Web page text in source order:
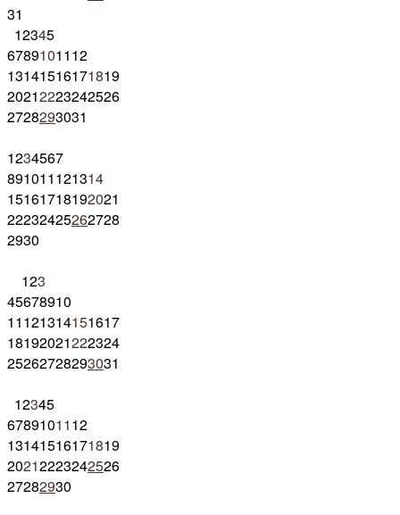
31
12345
6789101112
13141516171819
20212223242526
2728293031
1234567
891011121314
15161718192021
22232425262728
2930
123
45678910
11121314151617
18192021222324
25262728293031
12345
6789101112
13141516171819
20212223242526
27282930